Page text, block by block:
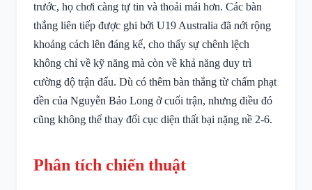
trước, họ chơi càng tự tin và thoải mái hơn. Các bàn
thắng liên tiếp được ghi bởi U19 Australia đã nới rộng
khoảng cách lên đáng kể, cho thấy sự chênh lệch
không chỉ về kỹ năng mà còn về khả năng duy trì
cường độ trận đấu. Dù có thêm bàn thắng từ chấm phạt
đền của Nguyễn Bảo Long ở cuối trận, nhưng điều đó
cũng không thể thay đổi cục diện thất bại nặng nề 2-6.
Phân tích chiến thuật